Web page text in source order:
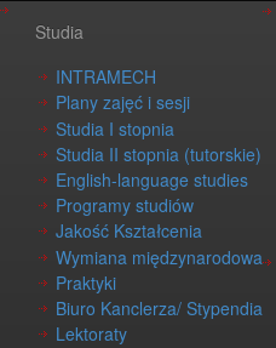
Studia
INTRAMECH
Plany zajęć i sesji
Studia I stopnia
Studia II stopnia (tutorskie)
English-language studies
Programy studiów
Jakość Kształcenia
Wymiana międzynarodowa
Praktyki
Biuro Kanclerza/ Stypendia
Lektoraty